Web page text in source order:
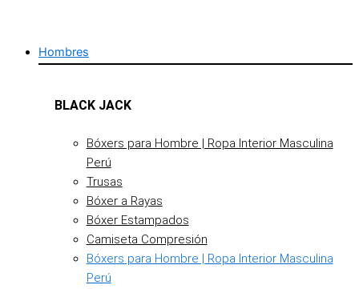
Hombres
BLACK JACK
Bóxers para Hombre | Ropa Interior Masculina
Perú
Trusas
Bóxer a Rayas
Bóxer Estampados
Camiseta Compresión
Bóxers para Hombre | Ropa Interior Masculina
Perú